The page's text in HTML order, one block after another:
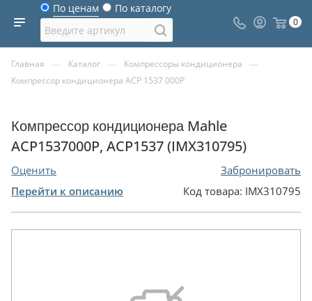
По ценам По каталогу
0
Главная — Каталог — Компрессоры кондиционера —
Компрессор кондиционера ACP 1537 000P
Компрессор кондиционера Mahle
ACP1537000P, ACP1537 (IMX310795)
Оценить
Забронировать
Перейти к описанию
Код товара: IMX310795